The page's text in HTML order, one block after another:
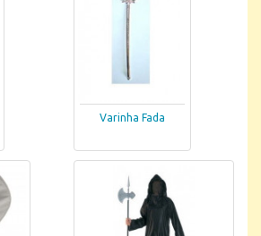
Varinha Fada